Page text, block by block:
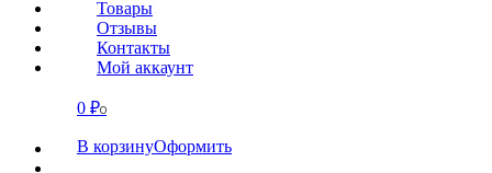
Товары
Отзывы
Контакты
Мой аккаунт
0 ₽0
В корзинуОформить
СВЯЗАТЬСЯ
О нас